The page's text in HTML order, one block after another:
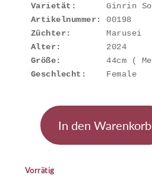
Varietät:
Artikelnummer:
Züchter:
Alter:
Größe:
Geschlecht:
    Female
Ginrin
Soragoi
In den Warenkorb
Vorrätig